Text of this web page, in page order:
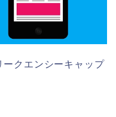
クエンシーキャップ